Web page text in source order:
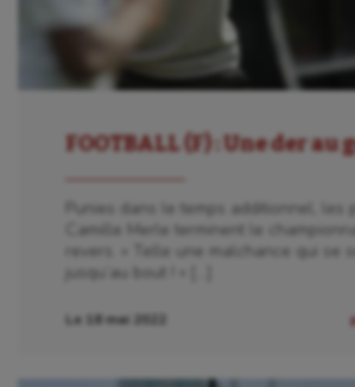
FOOTBALL (F) : Une der au
Punies dans le temps additionnel, les
Camille Merle terminent le
revers. « Telle une malchance qui se
jusqu’au bout ! » […]
Le 18 mai 2022